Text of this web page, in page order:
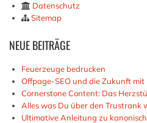
Datenschutz
Sitemap
NEUEBEITRÄGE
Feuerzeuge bedrucken
Offpage-SEO und die Zukunft mit
Cornerstone Content: Das
Alles was Du über den Trustrank
Ultimative Anleitung zu